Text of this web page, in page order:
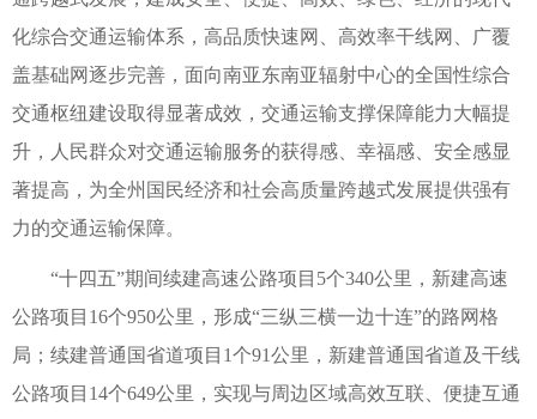
化综合交通运输体系，高品质快速网、高效率干线网、广覆
盖基础网逐步完善，面向南亚东南亚辐射中心的全国性综合
交通枢纽建设取得显著成效，交通运输支撑保障能力大幅提
升，人民群众对交通运输服务的获得感、幸福感、安全感显
著提高，为全州国民经济和社会高质量跨越式发展提供强有
力的交通运输保障。
“十四五”期间续建高速公路项目5个340公里，新建高速
公路项目16个950公里，形成“三纵三横一边十连”的路网格
局；续建普通国省道项目1个91公里，新建普通国省道及干线
公路项目14个649公里，实现与周边区域高效互联、便捷互通